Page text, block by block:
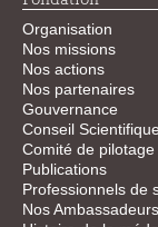
Organisation
Nos missions
Nos actions
Nos partenaires
Gouvernance
Conseil Scientifique
Comité de pilotage
Publications
Professionnels de
Nos Ambassadeurs